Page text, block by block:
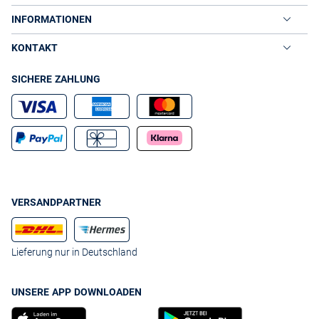
Kragenarten und ist für eine schmale Krawatte empfehlenswert. Der
Hemden geeignet. Zum Herren Businesshemd mit Kent- und
Seidenkrawatten am besten zur Geltung. Kräftige Herren wählen
den Windsorknoten für einen breiten Schlips und binden ihn einfach
oder doppelt.
VAN GRAAF: KRAWATTEN ONLINE KAUFEN IN
KLASSISCHEN UND MODISCHEN DESIGNS
Sie mögen smarte Looks á la George Clooney? Eine schwarze
Seidenkrawatte mit feinem Strukturmuster ist perfekt. Im Job haben
blaue "Power Ties" Seidenkrawatten in Rot abgelöst. Um Herren
Anzüge optimal abzurunden, finden Sie im VAN GRAAF Onlineshop
Veränderung haben, wir haben auch Fliegen, die jeden Smoking
INFORMATIONEN
KONTAKT
SICHERE ZAHLUNG
VERSANDPARTNER
Lieferung nur in Deutschland
UNSERE APP DOWNLOADEN